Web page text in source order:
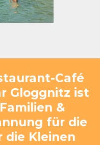
Café
Gloggnitz ist
&
für die
die Kleinen